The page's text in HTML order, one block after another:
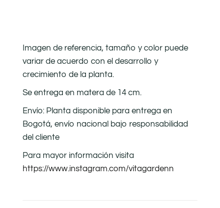
Imagen de referencia, tamaño y color puede
variar de acuerdo con el desarrollo y
crecimiento de la planta.
Se entrega en matera de 14 cm.
Envío: Planta disponible para entrega en
Bogotá, envío nacional bajo responsabilidad
del cliente
Para mayor información visita
https://www.instagram.com/vitagardenn